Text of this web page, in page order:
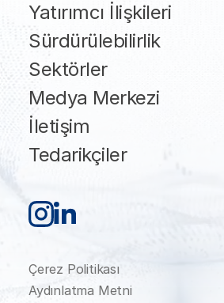
Yatırımcı İlişkileri
Sürdürülebilirlik
Sektörler
Medya Merkezi
İletişim
Tedarikçiler
Çerez Politikası
Aydınlatma Metni